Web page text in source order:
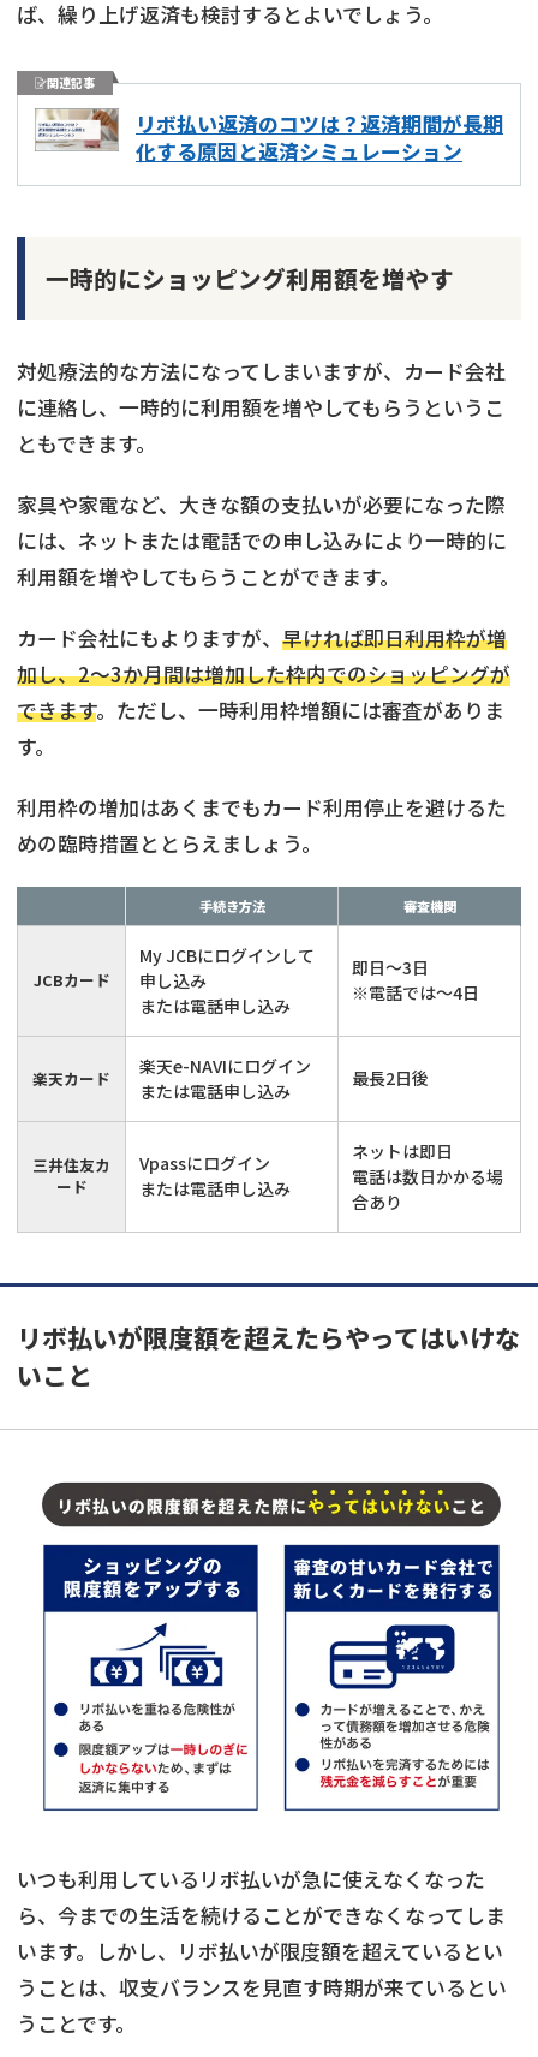
ば、繰り上げ返済も検討するとよいでしょう。
関連記事
リボ払い返済のコツは？返済期間が長期
化する原因と返済シミュレーション
一時的にショッピング利用額を増やす
対処療法的な方法になってしまいますが、カード会社
に連絡し、一時的に利用額を増やしてもらうというこ
ともできます。
家具や家電など、大きな額の支払いが必要になった際
には、ネットまたは電話での申し込みにより一時的に
利用額を増やしてもらうことができます。
カード会社にもよりますが、 早ければ即日利用枠が増
加し、2～3か月間は増加した枠内でのショッピングが
できます。ただし、一時利用枠増額には審査がありま
す。
利用枠の増加はあくまでもカード利用停止を避けるた
めの臨時措置ととらえましょう。
手続き方法 審査機関
JCBカード
My JCBにログインして
申し込み
または電話申し込み
即日～3日
※電話では～4日
楽天カード
楽天e-NAVIにログイン
または電話申し込み
最長2日後
三井住友カ
ード
Vpassにログイン
または電話申し込み
ネットは即日
電話は数日かかる場
合あり
リボ払いが限度額を超えたらやってはいけな
いこと
いつも利用しているリボ払いが急に使えなくなった
ら、今までの生活を続けることができなくなってしま
います。しかし、リボ払いが限度額を超えているとい
うことは、収支バランスを見直す時期が来ているとい
うことです。